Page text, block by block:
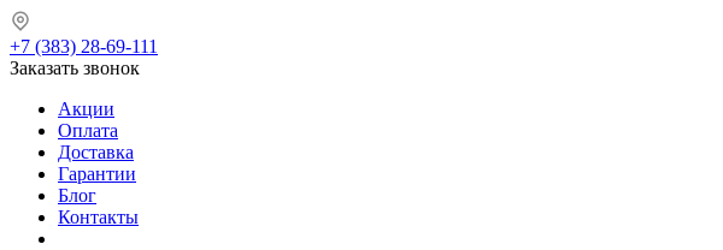
+7 (383) 28-69-111
Заказать звонок
Акции
Оплата
Доставка
Гарантии
Блог
Контакты